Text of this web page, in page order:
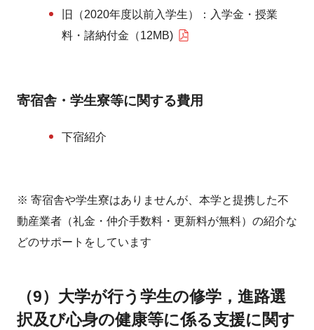
旧（2020年度以前入学生）：入学金・授業
料・諸納付金（12MB)
寄宿舎・学生寮等に関する費用
下宿紹介
※ 寄宿舎や学生寮はありませんが、本学と提携した不
動産業者（礼金・仲介手数料・更新料が無料）の紹介な
どのサポートをしています
（9）大学が行う学生の修学，進路選
択及び心身の健康等に係る支援に関す